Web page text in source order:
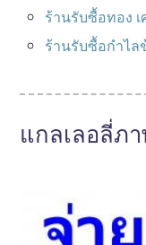
ร้านรับซื้อทอง
ร้านรับซื้อกําไล
แกลเลอลี่ภ